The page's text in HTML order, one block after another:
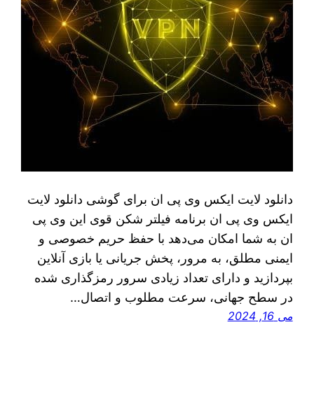
دانلود لایت ایکس وی پی ان برای گوشی دانلود لایت
ایکس وی پی ان برنامه فیلتر شکن قوی این وی پی
ان به شما امکان می‌دهد با حفظ حریم خصوصی و
ایمنی مطلق، به مرور، پخش جریانی یا بازی آنلاین
بپردازید و دارای تعداد زیادی سرور رمزگذاری شده
در سطح جهانی، سرعت مطلوب و اتصال…
می 16, 2024